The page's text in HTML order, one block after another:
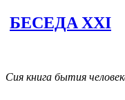
БЕСЕДA XXI
Сия книга бытия